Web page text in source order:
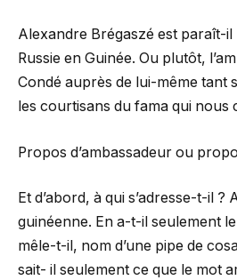
Alexandre Brégaszé est paraît-il
Russie en Guinée. Ou plutôt,
Condé auprès de lui-même tant
les courtisans du fama qui nous
Propos d’ambassadeur ou
Et d’abord, à qui s’adresse-t-il ?
guinéenne. En a-t-il seulement
mêle-t-il, nom d’une pipe de
sait- il seulement ce que le mot